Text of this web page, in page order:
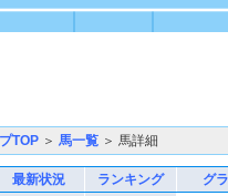
TOP ＞ 馬一覧 ＞ 馬詳細
最新状況 ランキング グ